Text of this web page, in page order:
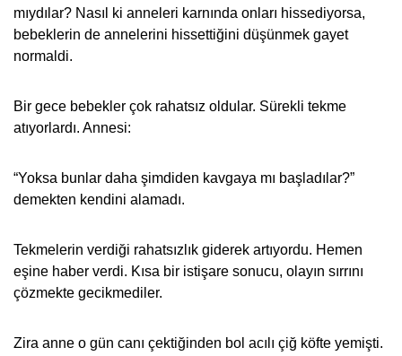
mıydılar? Nasıl ki anneleri karnında onları hissediyorsa,
bebeklerin de annelerini hissettiğini düşünmek gayet
normaldi.
Bir gece bebekler çok rahatsız oldular. Sürekli tekme
atıyorlardı. Annesi:
“Yoksa bunlar daha şimdiden kavgaya mı başladılar?”
demekten kendini alamadı.
Tekmelerin verdiği rahatsızlık giderek artıyordu. Hemen
eşine haber verdi. Kısa bir istişare sonucu, olayın sırrını
çözmekte gecikmediler.
Zira anne o gün canı çektiğinden bol acılı çiğ köfte yemişti.